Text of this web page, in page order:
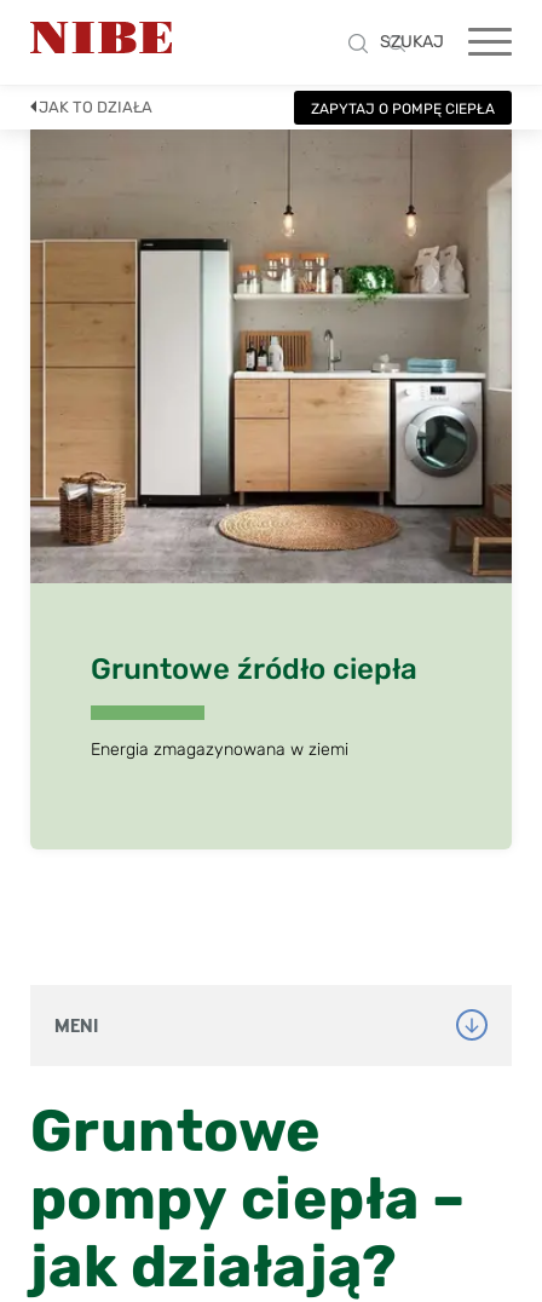
SZUKAJ
JAK TO DZIAŁA ZAPYTAJ O POMPĘ CIEPŁA
Gruntowe źródło ciepła
Energia zmagazynowana w ziemi
MENI
Gruntowe
pompy ciepła –
jak działają?